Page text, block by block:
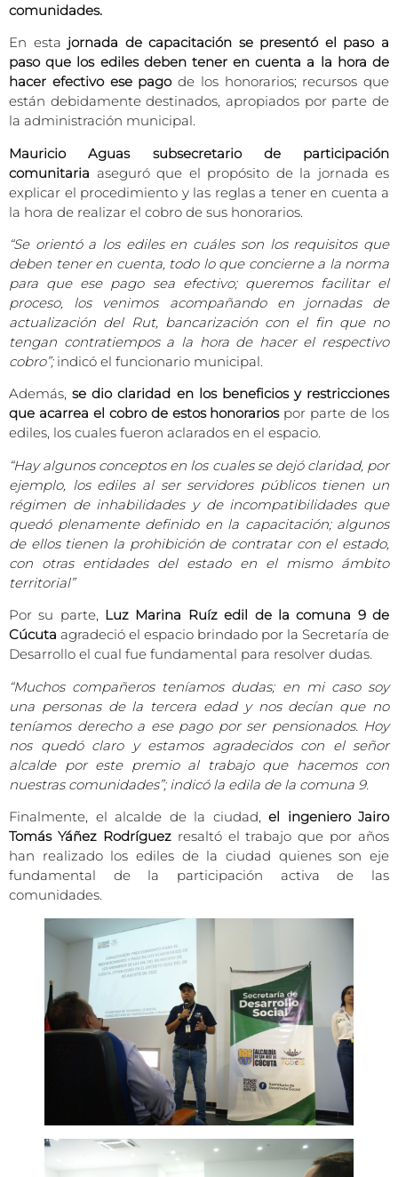
comunidades.
En esta jornada de capacitación se presentó el paso a
paso que los ediles deben tener en cuenta a la hora de
hacer efectivo ese pagode los honorarios; recursos que
están debidamente destinados, apropiados por parte de
la administración municipal.
Mauricio Aguas subsecretario de participación
comunitaria aseguró que el propósito de la jornada es
explicar el procedimiento y las reglas a tener en cuenta a
la hora de realizar el cobro de sus honorarios.
“Se orientó a los ediles en cuáles son los requisitos que
deben tener en cuenta, todo lo que concierne a la norma
para que ese pago sea efectivo; queremos facilitar el
proceso, los venimos acompañando en jornadas de
actualización del Rut, bancarización con el fin que no
tengan contratiempos a la hora de hacer el respectivo
cobro”; indicó el funcionario municipal.
Además,se dio claridad en los beneficios y restricciones
que acarrea el cobro de estos honorariospor parte de los
ediles, los cuales fueron aclarados en el espacio.
“Hay algunos conceptos en los cuales se dejó claridad, por
ejemplo, los ediles al ser servidores públicos tienen un
régimen de inhabilidades y de incompatibilidades que
quedó plenamente definido en la capacitación; algunos
de ellos tienen la prohibición de contratar con el estado,
con otras entidades del estado en el mismo ámbito
territorial”
Por su parte, Luz Marina Ruíz edil de la comuna 9 de
Cúcuta agradeció el espacio brindado por la Secretaría de
Desarrollo el cual fue fundamental para resolver dudas.
“Muchos compañeros teníamos dudas; en mi caso soy
una personas de la tercera edad y nos decían que no
teníamos derecho a ese pago por ser pensionados. Hoy
nos quedó claro y estamos agradecidos con el señor
alcalde por este premio al trabajo que hacemos con
nuestras comunidades”; indicó la edila de la comuna 9.
Finalmente, el alcalde de la ciudad, el ingeniero Jairo
Tomás Yáñez Rodríguezresaltó el trabajo que por años
han realizado los ediles de la ciudad quienes son eje
fundamental de la participación activa de las
comunidades.